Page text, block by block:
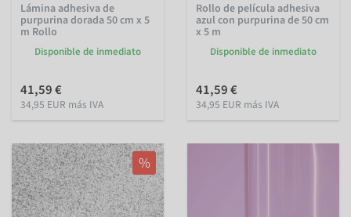
Lámina adhesiva de
purpurina dorada 50 cm x 5
m Rollo
Disponible de inmediato
41,59 €
34,95 EUR más IVA
Rollo de película adhesiva
azul con purpurina de 50 cm
x 5 m
Disponible de inmediato
41,59 €
34,95 EUR más IVA
%